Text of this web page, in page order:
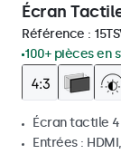
Écran
Référence :
100+ pièces en
Écran tactile
Entrées :